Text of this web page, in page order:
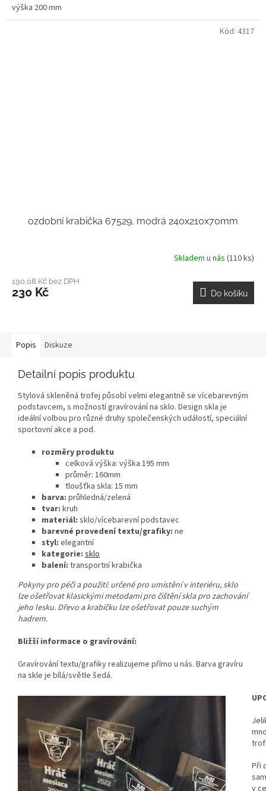
výška 200 mm
ozdobní krabička 67529, modrá 240x210x70mm
Skladem u nás (110 ks)
190,08 Kč bez DPH
230 Kč Do košíku
Kód: 4317
Popis Diskuze
Detailní popis produktu
Stylová skleněná trofej působí velmi elegantně se vícebarevným
podstavcem, s možností gravírování na sklo. Design skla je
ideální volbou pro různé druhy společenských událostí, speciální
sportovní akce a pod.
rozměry produktu
celková výška: výška 195 mm
průměr: 160mm
tloušťka skla: 15 mm
barva: průhledná/zelená
tvar: kruh
materiál: sklo/vícebarevní podstavec
barevné provedení textu/grafiky: ne
styl: elegantní
kategorie: sklo
balení: transportní krabička
Pokyny pro péči a použití: určené pro umístění v interiéru, sklo
lze ošetřovat klasickými metodami pro čištění skla pro zachování
jeho lesku. Dřevo a krabičku lze ošetřovat pouze suchým
hadrem.
Bližší informace o gravírování:
Gravírování textu/grafiky realizujeme přímo u nás. Barva gravíru
na skle je bílá/světle šedá.
Při
v